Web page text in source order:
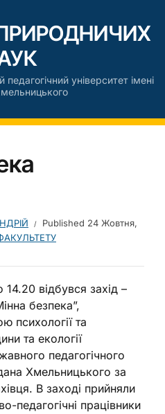
університет імені
Published 24 Жовтня,
відбувся захід –
безпека”,
психології та
та екології
педагогічного
Хмельницького за
В заході прийняли
педагогічні працівники